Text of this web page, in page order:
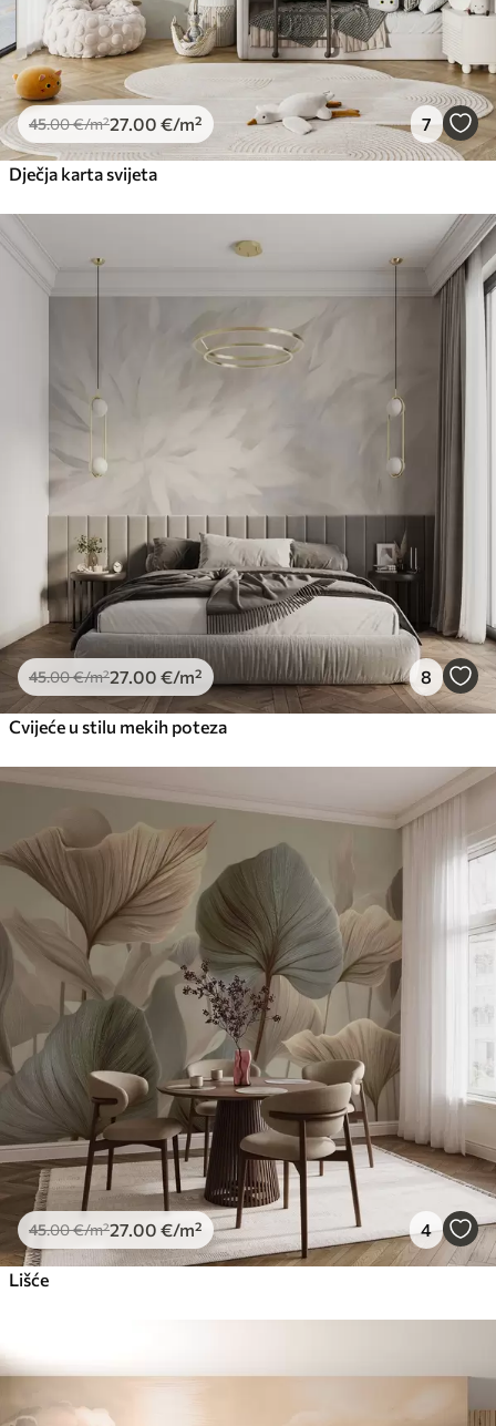
45.00€/m²27 .00 €/m² 7
Dječja karta svijeta
45.00€/m²27 .00 €/m² 8
Cvijeće u stilu mekih poteza
45.00€/m²27 .00 €/m² 4
Lišće